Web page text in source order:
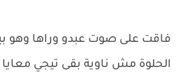
فاقت على صوت عبدو وراها وهو
الحلوة مش ناوية بقى تيجي